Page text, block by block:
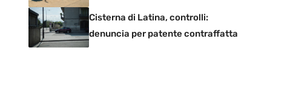
Cisterna di Latina, controlli:
denuncia per patente contraffatta